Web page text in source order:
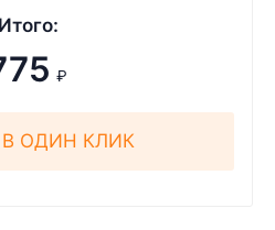
Итого:
₽
ОДИН КЛИК